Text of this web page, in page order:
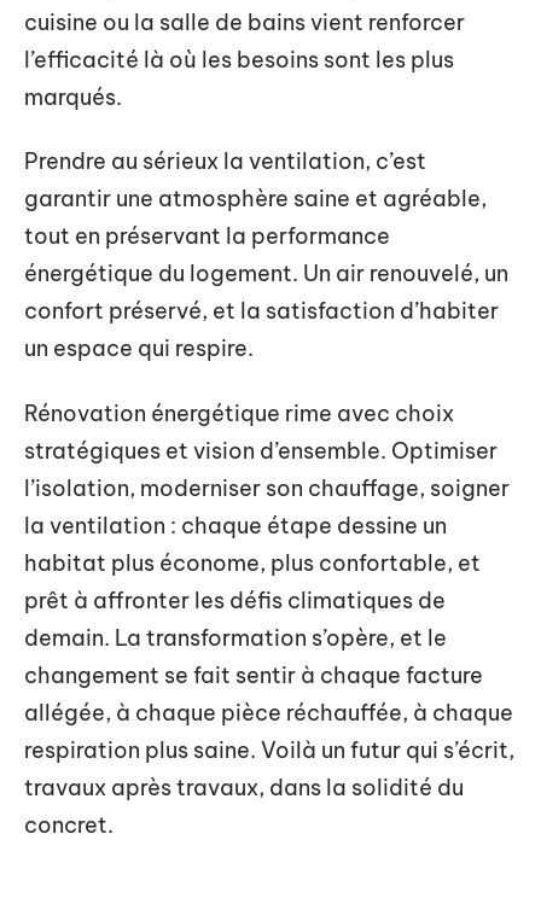
cuisine ou la salle de bains vient renforcer
l’efficacité là où les besoins sont les plus
marqués.
Prendre au sérieux la ventilation, c’est
garantir une atmosphère saine et agréable,
tout en préservant la performance
énergétique du logement. Un air renouvelé, un
confort préservé, et la satisfaction d’habiter
un espace qui respire.
Rénovation énergétique rime avec choix
stratégiques et vision d’ensemble. Optimiser
l’isolation, moderniser son chauffage, soigner
la ventilation : chaque étape dessine un
habitat plus économe, plus confortable, et
prêt à affronter les défis climatiques de
demain. La transformation s’opère, et le
changement se fait sentir à chaque facture
allégée, à chaque pièce réchauffée, à chaque
respiration plus saine. Voilà un futur qui s’écrit,
travaux après travaux, dans la solidité du
concret.